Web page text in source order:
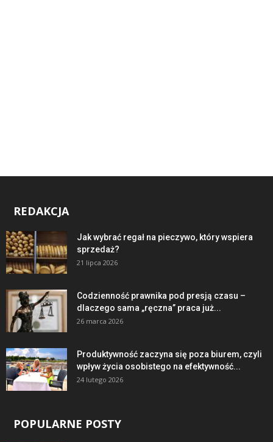
REDAKCJA
Jak wybrać regał na pieczywo, który wspiera
sprzedaż?
21 lipca 2026
Codzienność prawnika pod presją czasu –
dlaczego sama „ręczna” praca już...
26 marca 2026
Produktywność zaczyna się poza biurem, czyli
wpływ życia osobistego na efektywność...
24 lutego 2026
POPULARNE POSTY